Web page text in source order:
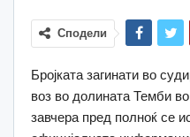
Сподели
Бројката загинати во
воз во долината Темби
завчера пред полноќ се